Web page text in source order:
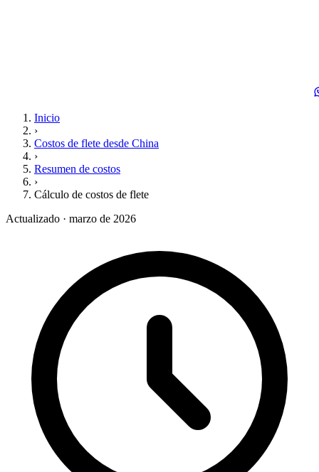
Inicio
›
Costos de flete desde China
›
Resumen de costos
›
Cálculo de costos de flete
Actualizado · marzo de 2026